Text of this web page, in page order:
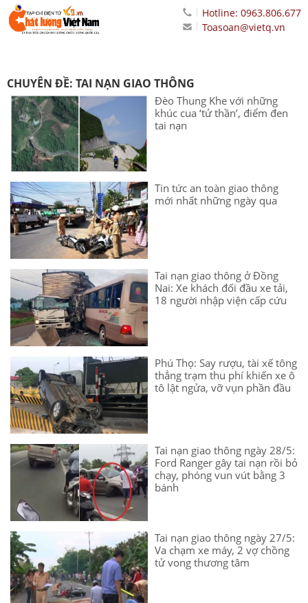
Hotline: 0963.806.677
Toasoan@vietq.vn
CHUYÊN ĐỀ: TAI NẠN GIAO THÔNG
Đèo Thung Khe với những
khúc cua ‘tử thần’, điểm đen
tai nạn
Tin tức an toàn giao thông
mới nhất những ngày qua
Tai nạn giao thông ở Đồng
Nai: Xe khách đối đầu xe tải,
18 người nhập viện cấp cứu
Phú Thọ: Say rượu, tài xế tông
thẳng trạm thu phí khiến xe ô
tô lật ngửa, vỡ vụn phần đầu
Tai nạn giao thông ngày 28/5:
Ford Ranger gây tai nạn rồi bỏ
chạy, phóng vun vút bằng 3
bánh
Tai nạn giao thông ngày 27/5:
Va chạm xe máy, 2 vợ chồng
tử vong thương tâm